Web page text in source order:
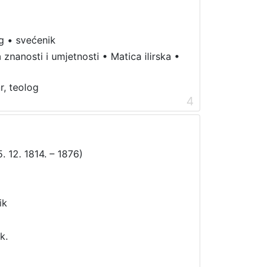
• svećenik
znanosti i umjetnosti • Matica ilirska •
teolog
4
12. 1814. – 1876)